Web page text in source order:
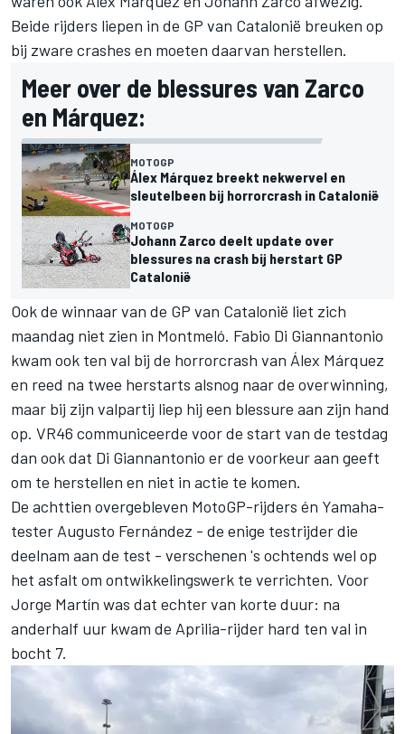
Beide rijders liepen in de GP van Catalonië breuken op
bij zware crashes en moeten daarvan herstellen.
Meer over de blessures van Zarco
en Márquez:
MOTOGP
Álex Márquez breekt nekwervel en
sleutelbeen bij horrorcrash in Catalonië
MOTOGP
Johann Zarco deelt update over
blessures na crash bij herstart GP
Catalonië
Ook de winnaar van de GP van Catalonië liet zich
maandag niet zien in Montmeló. Fabio Di Giannantonio
kwam ook ten val bij de horrorcrash van Álex Márquez
en reed na twee herstarts alsnog naar de overwinning,
maar bij zijn valpartij liep hij een blessure aan zijn hand
op. VR46 communiceerde voor de start van de testdag
dan ook dat Di Giannantonio er de voorkeur aan geeft
om te herstellen en niet in actie te komen.
De achttien overgebleven MotoGP-rijders én Yamaha-
tester Augusto Fernández - de enige testrijder die
deelnam aan de test - verschenen 's ochtends wel op
het asfalt om ontwikkelingswerk te verrichten. Voor
Jorge Martín was dat echter van korte duur: na
anderhalf uur kwam de Aprilia-rijder hard ten val in
bocht 7.